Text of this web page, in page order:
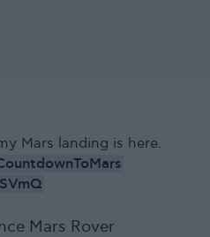
Mars landing is here.
Mars Rover